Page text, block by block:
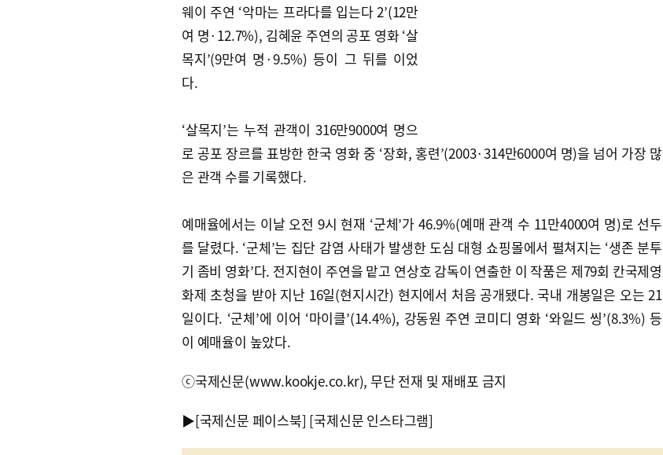
웨이 주연 ‘악마는 프라다를 입는다 2’(12만
여 명·12.7%), 김혜윤 주연의 공포 영화 ‘살
목지’(9만여 명·9.5%) 등이 그 뒤를 이었
다.
‘살목지’는 누적 관객이 316만9000여 명으
로 공포 장르를 표방한 한국 영화 중 ‘장화, 홍련’(2003·314만6000여 명)을 넘어 가장 많
은 관객 수를 기록했다.
예매율에서는 이날 오전 9시 현재 ‘군체’가 46.9%(예매 관객 수 11만4000여 명)로 선두
를 달렸다. ‘군체’는 집단 감염 사태가 발생한 도심 대형 쇼핑몰에서 펼쳐지는 ‘생존 분투
기 좀비 영화’다. 전지현이 주연을 맡고 연상호 감독이 연출한 이 작품은 제79회 칸국제영
화제 초청을 받아 지난 16일(현지시간) 현지에서 처음 공개됐다. 국내 개봉일은 오는 21
일이다. ‘군체’에 이어 ‘마이클’(14.4%), 강동원 주연 코미디 영화 ‘와일드 씽’(8.3%) 등
이 예매율이 높았다.
ⓒ국제신문(www.kookje.co.kr), 무단 전재 및 재배포 금지
▶[국제신문 페이스북] [국제신문 인스타그램]